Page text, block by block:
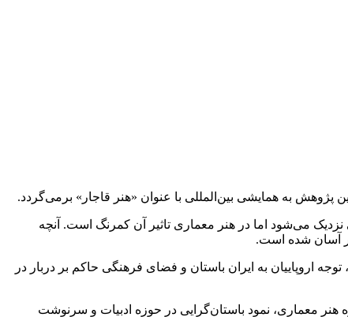
پژوهش به همایشی بین‌المللی با عنوان «هنر قاجار» برمی‌گردد.
می‌شود اما در هنر معماری تاثیر آن کمرنگ است. آنچه
آسان شده است.
اروپاییان به ایران باستان و فضای فرهنگی حاکم بر دربار در
هنر معماری، نمود باستان‌گرایی در حوزه ادبیات و سرنوشت